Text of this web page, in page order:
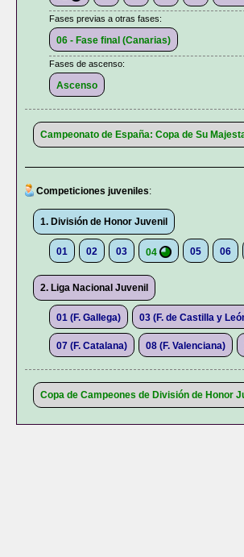
Fases previas a otras fases:
06 - Fase final (Canarias)
Fases de ascenso:
Ascenso
Campeonato de España: Copa de Su
Competiciones juveniles:
1. División de Honor Juvenil
01 02 03 04 05 06
2. Liga Nacional Juvenil
01 (F. Gallega) 03 (F. de Castilla y
07 (F. Catalana) 08 (F. Valenciana)
Copa de Campeones de División de Honor